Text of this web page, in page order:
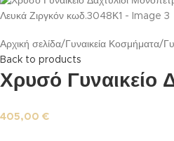
Αρχική σελίδα Γυναικεία Κοσμήματα
Back to products
Χρυσό Γυναικείο
405,00 €